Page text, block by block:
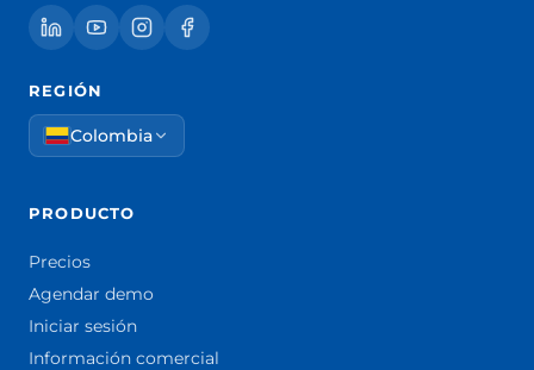
REGIÓN
Colombia
PRODUCTO
Precios
Agendar demo
Iniciar sesión
Información comercial